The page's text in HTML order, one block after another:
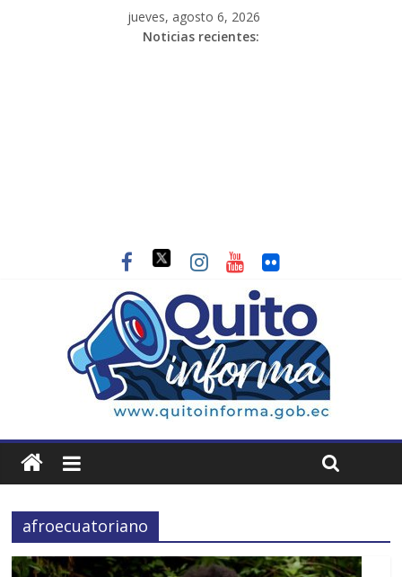
jueves, agosto 6, 2026
Noticias recientes:
afroecuatoriano